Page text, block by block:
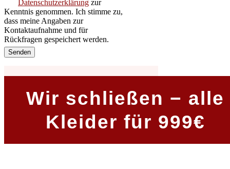
Datenschutzerklärung zur
Kenntnis genommen. Ich stimme zu,
dass meine Angaben zur
Kontaktaufnahme und für
Rückfragen gespeichert werden.
Wir schließen − alle
Kleider für 999€